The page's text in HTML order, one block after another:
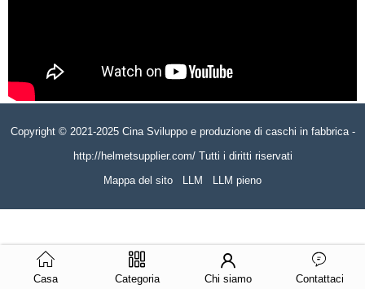
Copyright © 2021-2025 Cina Sviluppo e produzione di caschi in fabbrica -
http://helmetsupplier.com/ Tutti i diritti riservati
Mappa del sito
LLM LLM pieno
Casa Categoria Chi siamo Contattaci